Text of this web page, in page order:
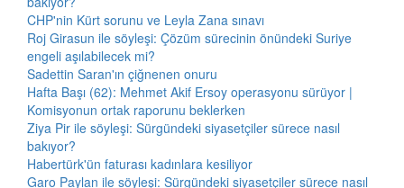
CHP'nin Kürt sorunu ve Leyla Zana sınavı
Roj Girasun ile söyleşi: Çözüm sürecinin önündeki Suriye
engeli aşılabilecek mi?
Sadettin Saran'ın çiğnenen onuru
Hafta Başı (62): Mehmet Akif Ersoy operasyonu sürüyor |
Komisyonun ortak raporunu beklerken
Ziya Pir ile söyleşi: Sürgündeki siyasetçiler sürece nasıl
bakıyor?
Habertürk'ün faturası kadınlara kesiliyor
Garo Paylan ile söyleşi: Sürgündeki siyasetçiler sürece nasıl